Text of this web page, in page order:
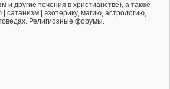
другие течения в христианстве), а также
| эзотерику, магию, астрологию,
Религиозные форумы.